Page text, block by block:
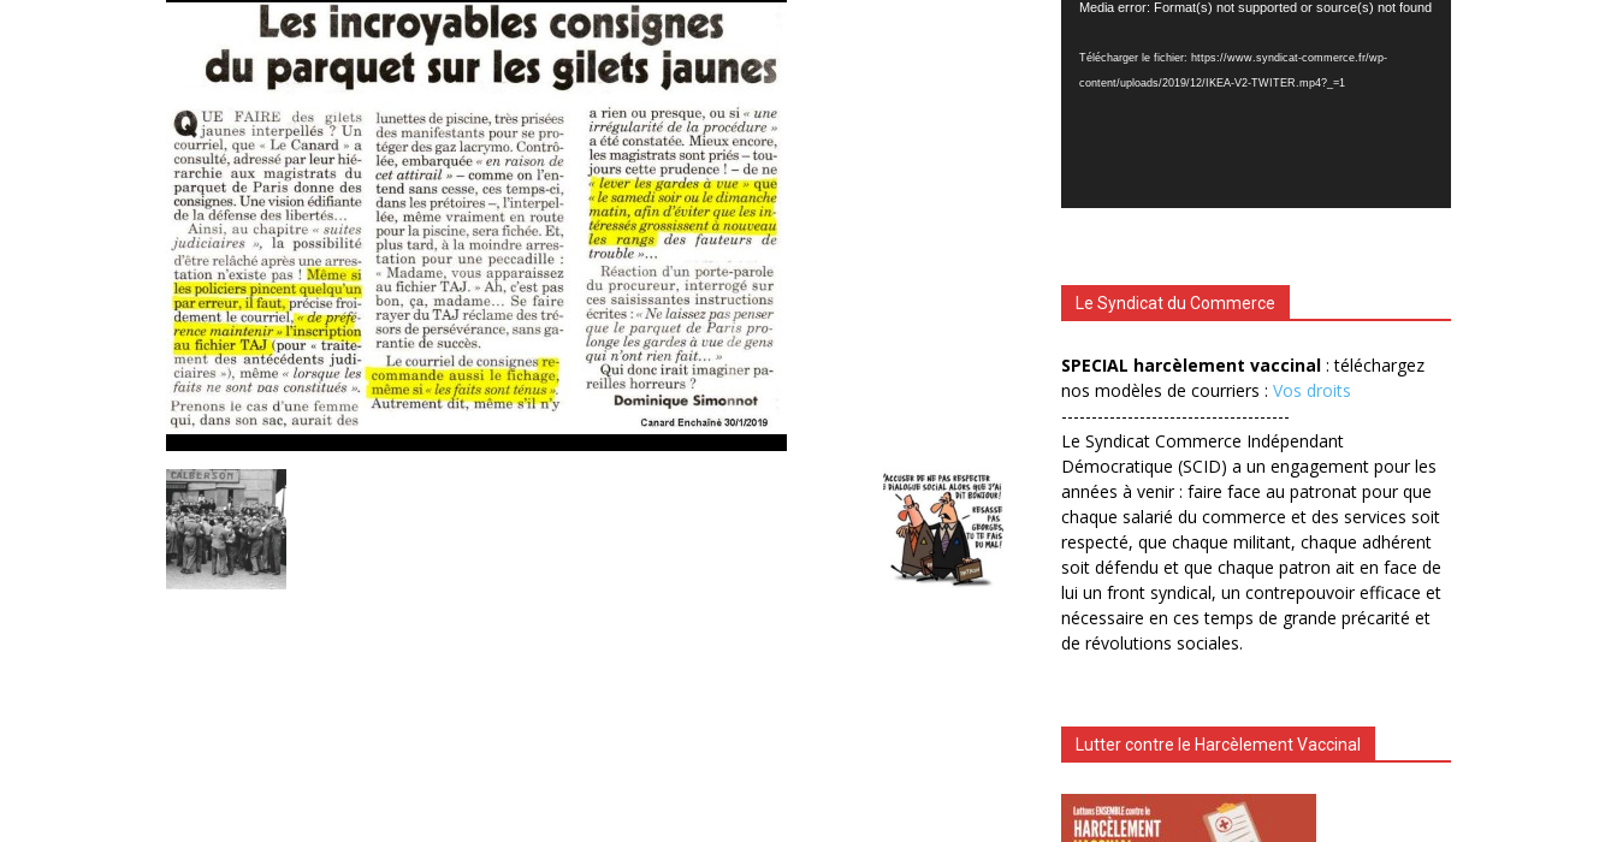
Lecteur
Media error: Format(s) not supported or source(s) not found
Télécharger le fichier: https://www.syndicat-commerce.fr/wp-
content/uploads/2019/12/IKEA-V2-TWITER.mp4?_=1
Le Syndicat du Commerce
SPECIAL harcèlement vaccinal : téléchargez
nos modèles de courriers : Vos droits
--------------------------------------
Le Syndicat Commerce Indépendant
Démocratique (SCID) a un engagement pour les
années à venir : faire face au patronat pour que
chaque salarié du commerce et des services soit
respecté, que chaque militant, chaque adhérent
soit défendu et que chaque patron ait en face de
lui un front syndical, un contrepouvoir efficace et
nécessaire en ces temps de grande précarité et
de révolutions sociales.
Lutter contre le Harcèlement Vaccinal